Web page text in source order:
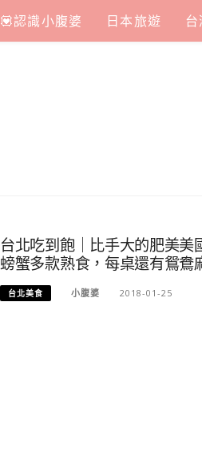
💟認識小腹婆 日本旅遊
台北吃到飽｜比手大的肥美美
螃蟹多款熟食，每桌還有鴛鴦
台北美食 小腹婆 2018-01-25